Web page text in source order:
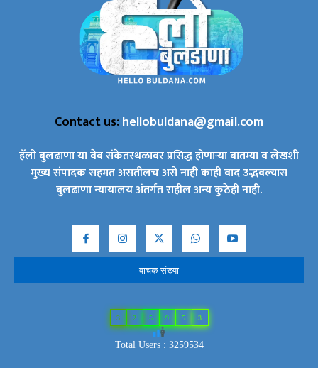
Contact us:hellobuldana@gmail.com
हॅलो बुलढाणा या वेब संकेतस्थळावर प्रसिद्ध होणाऱ्या बातम्या व लेखशी
मुख्य संपादक सहमत असतीलच असे नाही काही वाद उद्भवल्यास
बुलढाणा न्यायालय अंतर्गत राहील अन्य कुठेही नाही.
वाचक संख्या
3 2 5 9 5 3
Total Users : 3259534